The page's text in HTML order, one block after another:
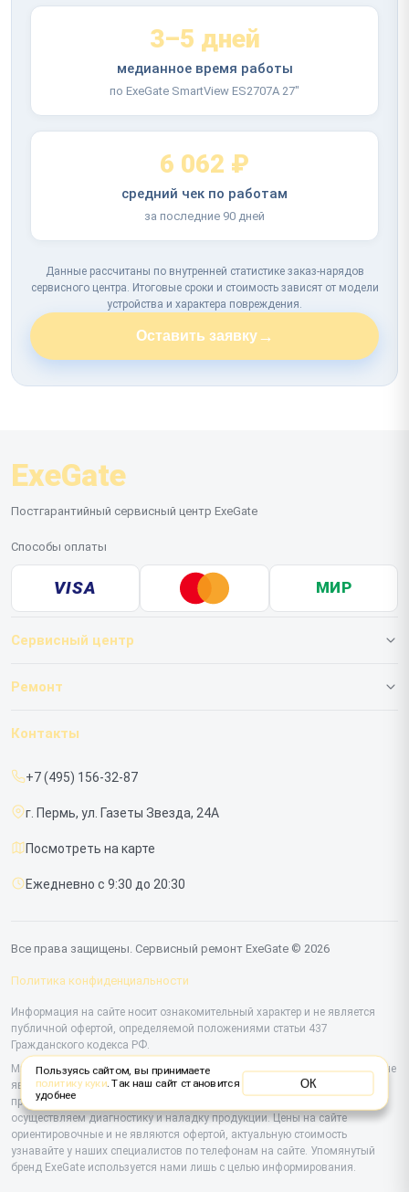
3–5 дней
медианное время работы
по ExeGate SmartView ES2707A 27"
6 062 ₽
средний чек по работам
за последние 90 дней
Данные рассчитаны по внутренней статистике заказ-нарядов
сервисного центра. Итоговые сроки и стоимость зависят от модели
устройства и характера повреждения.
Оставить заявку→
ExeGate
Постгарантийный сервисный центр ExeGate
Способы оплаты
VISA МИР
Сервисный центр
О нашем сервисе
Срочный ремонт
Доставка и способы оплаты
Диагностика
Контакты
Ремонт
ИБП
Контакты
+7 (495) 156-32-87
г. Пермь, ул. Газеты Звезда, 24А
Посмотреть на карте
Ежедневно с 9:30 до 20:30
Все права защищены. Сервисный ремонт ExeGate © 2026
Политика конфиденциальности
Информация на сайте носит ознакомительный характер и не является
публичной офертой, определяемой положениями статьи 437
Гражданского кодекса РФ.
Мы специализируемся на обслуживании и ремонте техники ExeGate, но не
являемся их официальным представителем. Предоставляем
профессиональные услуги после истечения гарантии, а также
осуществляем диагностику и наладку продукции. Цены на сайте
ориентировочные и не являются офертой, актуальную стоимость
узнавайте у наших специалистов по телефонам на сайте. Упомянутый
бренд ExeGate используется нами лишь с целью информирования.
Пользуясь сайтом, вы принимаете
политику куки. Так наш сайт становится
удобнее
ОК